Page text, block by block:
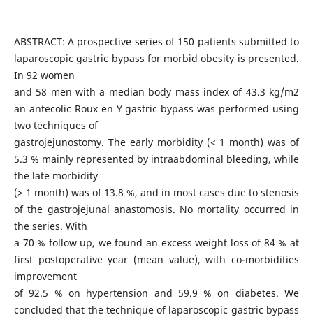
ABSTRACT: A prospective series of 150 patients submitted to
laparoscopic gastric bypass for morbid obesity is presented.
In 92 women
and 58 men with a median body mass index of 43.3 kg/m2
an antecolic Roux en Y gastric bypass was performed using
two techniques of
gastrojejunostomy. The early morbidity (< 1 month) was of
5.3 % mainly represented by intraabdominal bleeding, while
the late morbidity
(> 1 month) was of 13.8 %, and in most cases due to stenosis
of the gastrojejunal anastomosis. No mortality occurred in
the series. With
a 70 % follow up, we found an excess weight loss of 84 % at
first postoperative year (mean value), with co-morbidities
improvement
of 92.5 % on hypertension and 59.9 % on diabetes. We
concluded that the technique of laparoscopic gastric bypass